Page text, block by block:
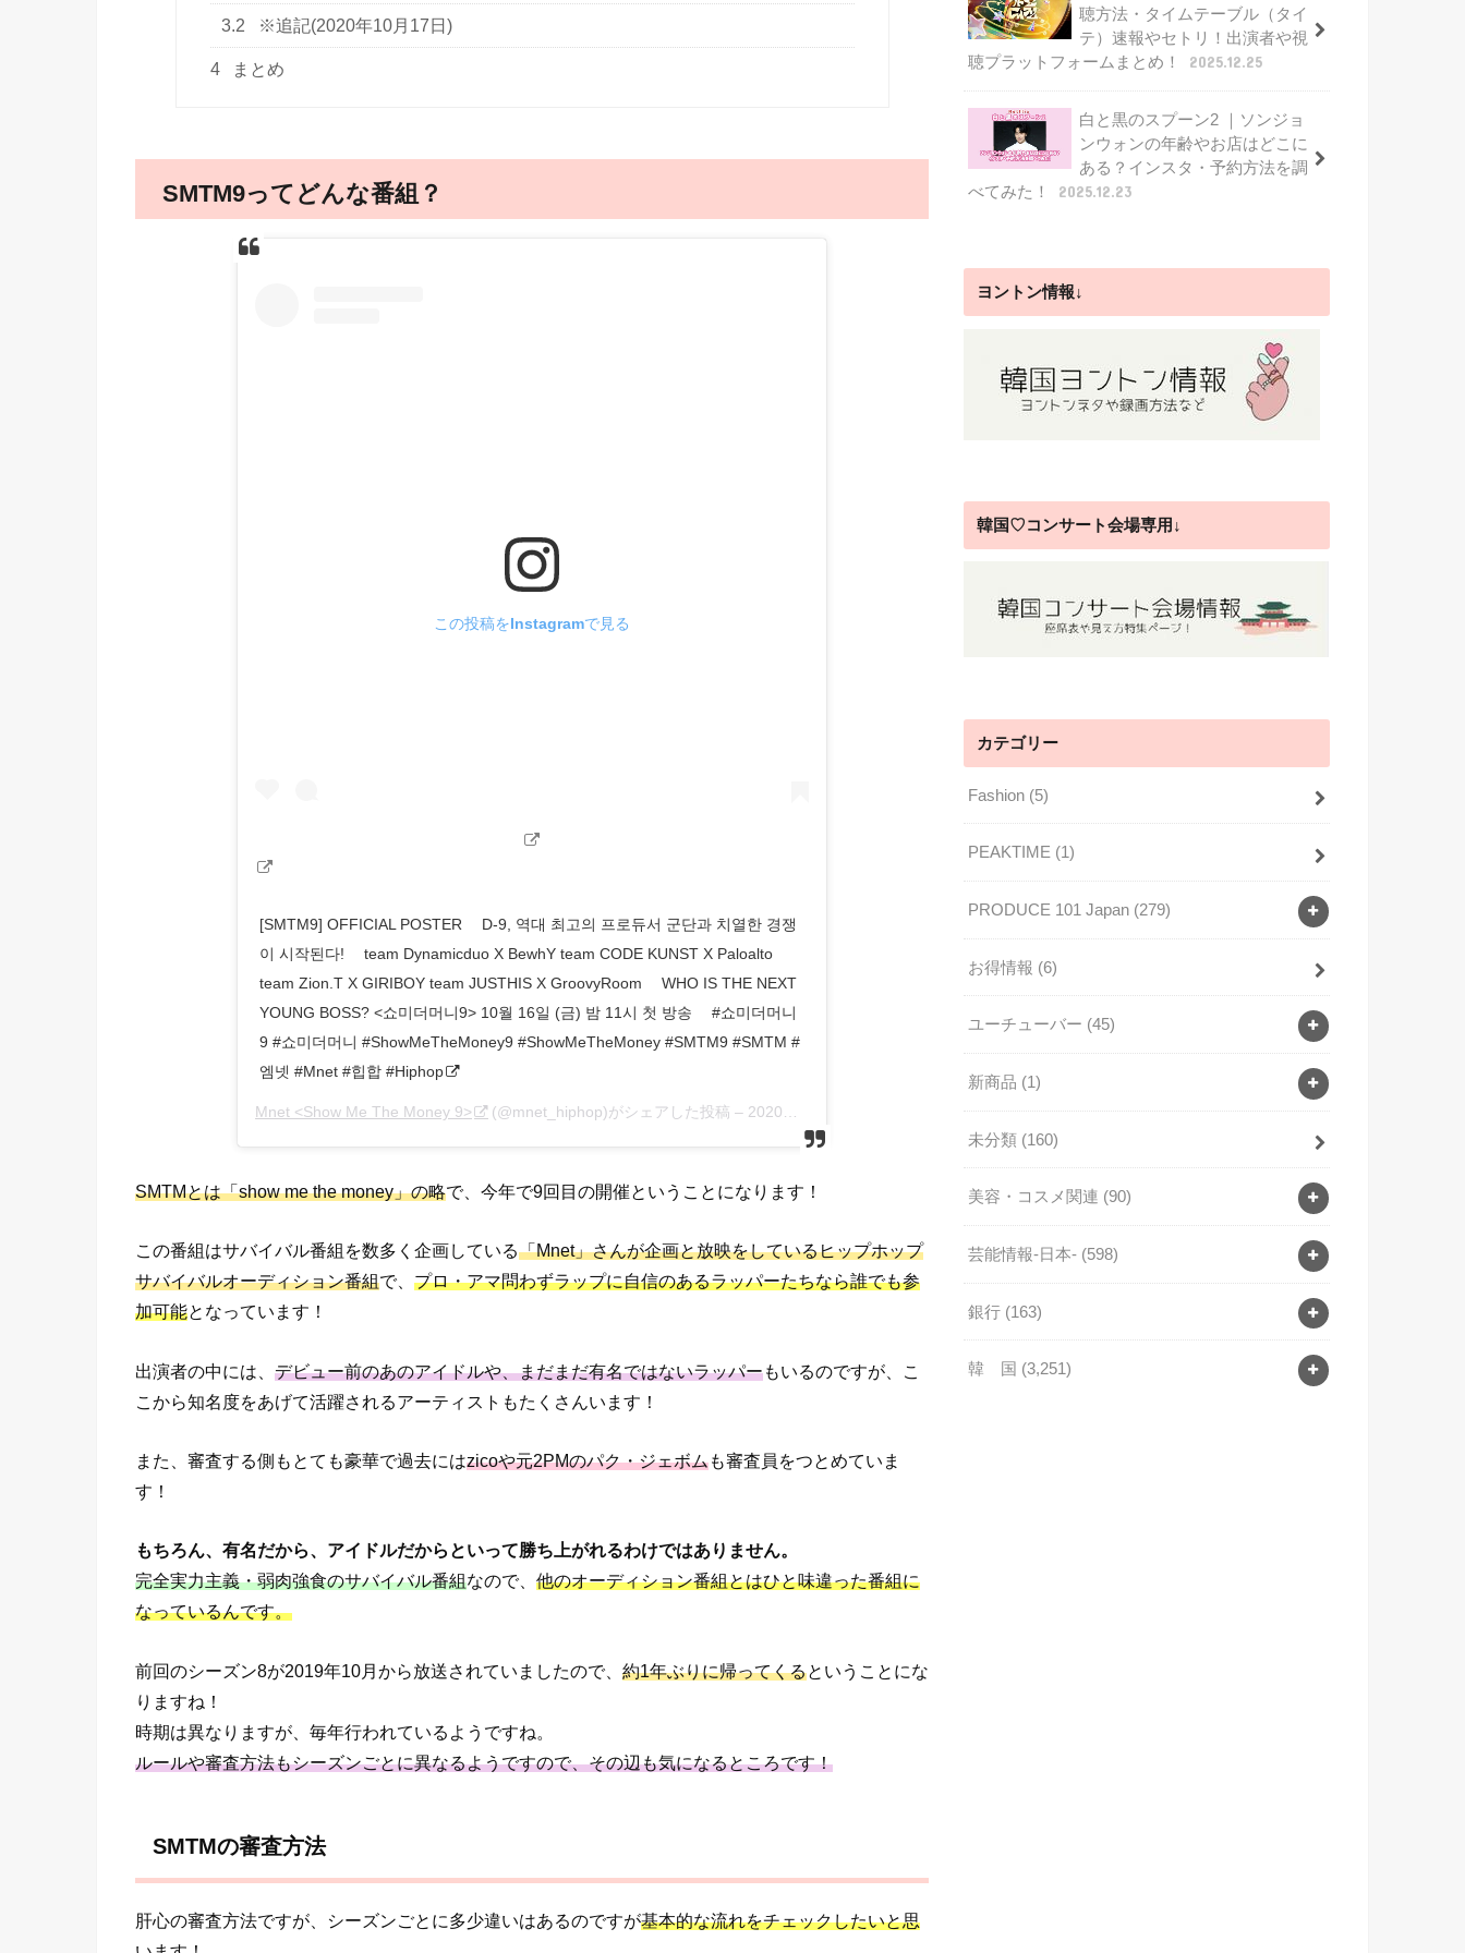
3.2 ※追記(2020年10月17日)
4 まとめ
SMTM9ってどんな番組？
この投稿をInstagramで見る
[SMTM9] OFFICIAL POSTER ⠀ D-9, 역대 최고의 프로듀서 군단과 치열한 경쟁
이 시작된다! ⠀ team Dynamicduo X BewhY team CODE KUNST X Paloalto
team Zion.T X GIRIBOY team JUSTHIS X GroovyRoom ⠀ WHO IS THE NEXT
YOUNG BOSS? <쇼미더머니9> 10월 16일 (금) 밤 11시 첫 방송 ⠀ #쇼미더머니
9 #쇼미더머니 #ShowMeTheMoney9 #ShowMeTheMoney #SMTM9 #SMTM #
엠넷 #Mnet #힙합 #Hiphop
Mnet <Show Me The Money 9> (@mnet_hiphop)がシェアした投稿 – 2020年10月月6日午後10時04分PDT
SMTMとは「show me the money」の略で、今年で9回目の開催ということになります！
この番組はサバイバル番組を数多く企画している「Mnet」さんが企画と放映をしているヒップホップ
サバイバルオーディション番組で、 プロ・アマ問わずラップに自信のあるラッパーたちなら誰でも参
加可能となっています！
出演者の中には、 デビュー前のあのアイドルや、まだまだ有名ではないラッパーもいるのですが、こ
こから知名度をあげて活躍されるアーティストもたくさんいます！
また、審査する側もとても豪華で過去にはzicoや元2PMのパク・ジェボムも審査員をつとめていま
す！
もちろん、有名だから、アイドルだからといって勝ち上がれるわけではありません。
完全実力主義・弱肉強食のサバイバル番組なので、 他のオーディション番組とはひと味違った番組に
なっているんです。
前回のシーズン8が2019年10月から放送されていましたので、 約1年ぶりに帰ってくるということにな
りますね！
時期は異なりますが、毎年行われているようですね。
ルールや審査方法もシーズンごとに異なるようですので、その辺も気になるところです！
SMTMの審査方法
肝心の審査方法ですが、シーズンごとに多少違いはあるのですが基本的な流れをチェックしたいと思
聴方法・タイムテーブル（タイ
テ）速報やセトリ！出演者や視
聴プラットフォームまとめ！
2025.12.25
白と黒のスプーン2 ｜ソンジョ
ンウォンの年齢やお店はどこに
ある？インスタ・予約方法を調
べてみた！
2025.12.23
ヨントン情報↓
韓国♡コンサート会場専用↓
カテゴリー
Fashion (5)
PEAKTIME (1)
PRODUCE 101 Japan (279)
お得情報 (6)
ユーチューバー (45)
新商品 (1)
未分類 (160)
美容・コスメ関連 (90)
芸能情報-日本- (598)
銀行 (163)
韓 国 (3,251)